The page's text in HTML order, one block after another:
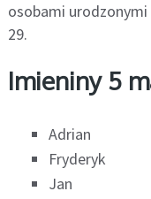
osobami urodzonymi
29.
Imieniny 5
Adrian
Fryderyk
Jan